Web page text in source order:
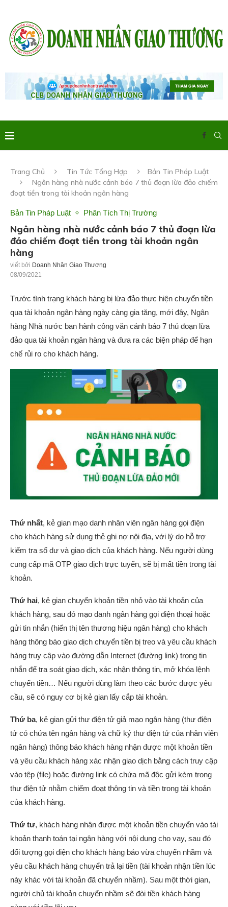
Trang Chủ Tin Tức Tổng Hợp
Bản Tin Pháp Luật
Ngân hàng nhà nước cảnh báo 7 thủ đoạn lừa đảo chiếm
đoạt tiền trong tài khoản ngân hàng
Bản Tin Pháp Luật Phân Tích Thị Trường
Ngân hàng nhà nước cảnh báo 7 thủ đoạn lừa
đảo chiếm đoạt tiền trong tài khoản ngân
hàng
viết bởi Doanh Nhân Giao Thương
08/09/2021
Trước tình trạng khách hàng bị lừa đảo thực hiện chuyển tiền
qua tài khoản ngân hàng ngày càng gia tăng, mới đây, Ngân
hàng Nhà nước ban hành công văn cảnh báo 7 thủ đoạn lừa
đảo qua tài khoản ngân hàng và đưa ra các biện pháp để hạn
chế rủi ro cho khách hàng.
Thứ nhất, kẻ gian mạo danh nhân viên ngân hàng gọi điện
cho khách hàng sử dụng thẻ ghi nợ nội địa, với lý do hỗ trợ
kiểm tra số dư và giao dịch của khách hàng. Nếu người dùng
cung cấp mã OTP giao dịch trực tuyến, sẽ bị mất tiền trong tài
khoản.
Thứ hai, kẻ gian chuyển khoản tiền nhỏ vào tài khoản của
khách hàng, sau đó mạo danh ngân hàng gọi điện thoại hoặc
gửi tin nhắn (hiển thị tên thương hiệu ngân hàng) cho khách
hàng thông báo giao dịch chuyển tiền bị treo và yêu cầu khách
hàng truy cập vào đường dẫn Internet (đường link) trong tin
nhắn để tra soát giao dịch, xác nhận thông tin, mở khóa lệnh
chuyển tiền… Nếu người dùng làm theo các bước được yêu
cầu, sẽ có nguy cơ bị kẻ gian lấy cắp tài khoản.
Thứ ba, kẻ gian gửi thư điện tử giả mạo ngân hàng (thư điện
tử có chứa tên ngân hàng và chữ ký thư điện tử của nhân viên
ngân hàng) thông báo khách hàng nhận được một khoản tiền
và yêu cầu khách hàng xác nhận giao dịch bằng cách truy cập
vào tệp (file) hoặc đường link có chứa mã độc gửi kèm trong
thư điện tử nhằm chiếm đoạt thông tin và tiền trong tài khoản
của khách hàng.
Thứ tư, khách hàng nhận được một khoản tiền chuyển vào tài
khoản thanh toán tại ngân hàng với nội dung cho vay, sau đó
đối tượng gọi điện cho khách hàng báo vừa chuyển nhầm và
yêu cầu khách hàng chuyển trả lại tiền (tài khoản nhận tiền lúc
này khác với tài khoản đã chuyển nhầm). Sau một thời gian,
người chủ tài khoản chuyển nhầm sẽ đòi tiền khách hàng